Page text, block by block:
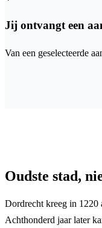
Jij ontvangt een
Van een geselecteerde
Oudste stad,
Dordrecht kreeg in 1220
Achthonderd jaar later